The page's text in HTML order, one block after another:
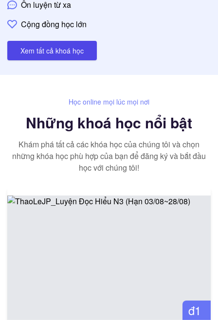
Ôn luyện từ xa
Cộng đồng học lớn
Xem tất cả khoá học
Học online mọi lúc mọi nơi
Những khoá học nổi bật
Khám phá tất cả các khóa học của chúng tôi và chọn
những khóa học phù hợp của bạn để đăng ký và bắt đầu
học với chúng tôi!
đ1